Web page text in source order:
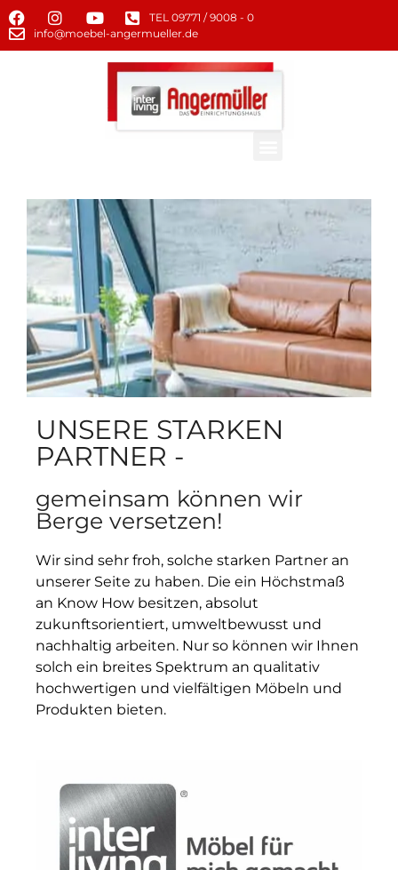
TEL 09771 / 9008 - 0
info@moebel-angermueller.de
UNSERE STARKEN
PARTNER -
gemeinsam können wir
Berge versetzen!
Wir sind sehr froh, solche starken Partner an
unserer Seite zu haben. Die ein Höchstmaß
an Know How besitzen, absolut
zukunftsorientiert, umweltbewusst und
nachhaltig arbeiten. Nur so können wir Ihnen
solch ein breites Spektrum an qualitativ
hochwertigen und vielfältigen Möbeln und
Produkten bieten.